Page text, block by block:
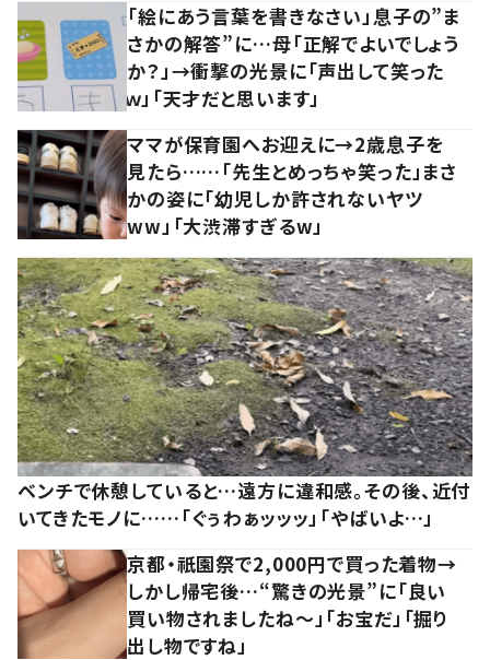
「絵にあう言葉を書きなさい」息子の”ま
さかの解答”に…母「正解でよいでしょう
か？」→衝撃の光景に「声出して笑った
ｗ」「天才だと思います」
ママが保育園へお迎えに→2歳息子を
見たら……「先生とめっちゃ笑った」まさ
かの姿に「幼児しか許されないヤツ
ww」「大渋滞すぎるw」
ベンチで休憩していると…遠方に違和感。その後、近付
いてきたモノに……「ぐぅわぁッッッ」「やばいよ…」
京都・祇園祭で2,000円で買った着物→
しかし帰宅後…“驚きの光景”に「良い
買い物されましたね～」「お宝だ」「掘り
出し物ですね」